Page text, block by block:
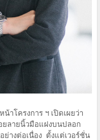
ครงการ ฯ เปิดเผยว่า
ยลายนิ้วมือแฝงบนปลอก
างต่อเนื่อง ตั้งแต่เวอร์ชั่น